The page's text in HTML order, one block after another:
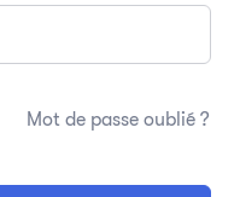
Mot de passe oublié ?